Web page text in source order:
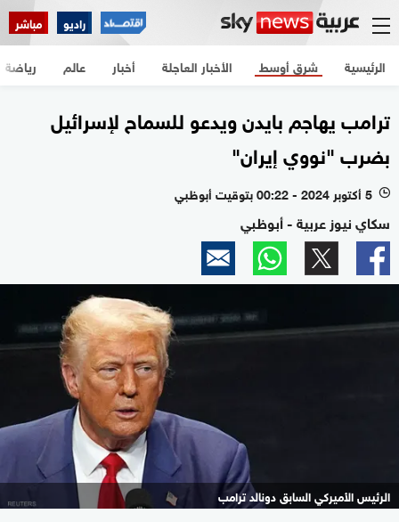
راديو مباشر
الرئيسية الأخبار العاجلة أخبار شرق أوسط عالم رياضة
ترامب يهاجم بايدن ويدعو للسماح لإسرائيل
بضرب "نووي إيران"
l 5 أكتوبر 2024 - 00:22 بتوقيت أبوظبي
سكاي نيوز عربية - أبوظبي
الرئيس الأميركي السابق دونالد ترامب